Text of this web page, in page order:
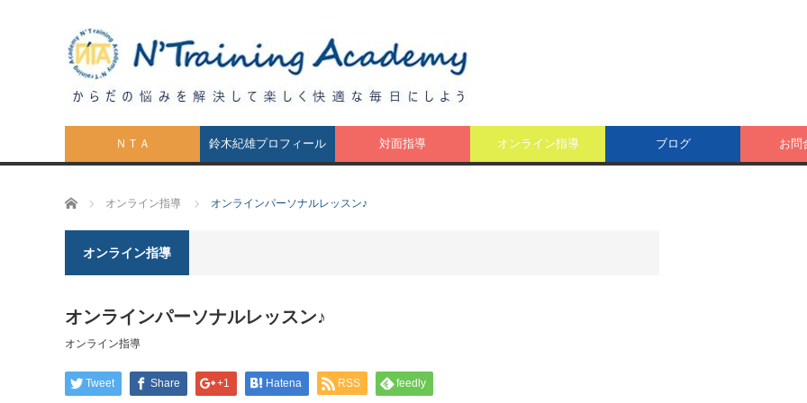
ＮＴＡ 鈴木紀雄プロフィール 対面指導 オンライン指導 ブログ お問
ホーム オンライン指導 オンラインパーソナルレッスン♪
オンライン指導
オンラインパーソナルレッスン♪
オンライン指導
Tweet Share +1 Hatena RSS feedly